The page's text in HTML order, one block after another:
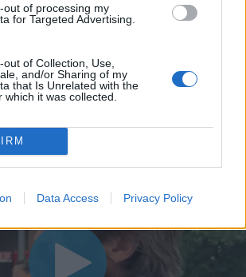
out of processing my
for Targeted Advertising.
of Collection, Use,
and/or Sharing of my
that Is Unrelated with the
which it was collected.
Data Access Privacy Policy